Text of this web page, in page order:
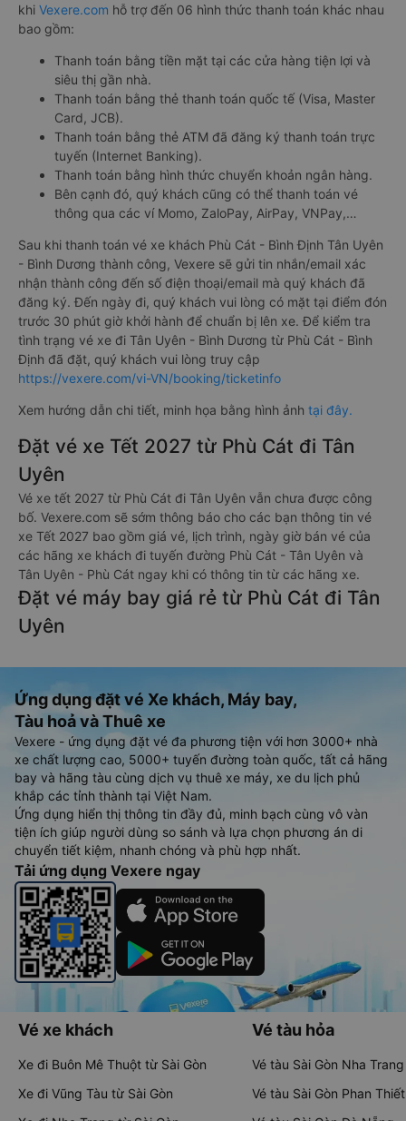
khi Vexere.com hỗ trợ đến 06 hình thức thanh toán khác nhau
bao gồm:
Thanh toán bằng tiền mặt tại các cửa hàng tiện lợi và
siêu thị gần nhà.
Thanh toán bằng thẻ thanh toán quốc tế (Visa, Master
Card, JCB).
Thanh toán bằng thẻ ATM đã đăng ký thanh toán trực
tuyến (Internet Banking).
Thanh toán bằng hình thức chuyển khoản ngân hàng.
Bên cạnh đó, quý khách cũng có thể thanh toán vé
thông qua các ví Momo, ZaloPay, AirPay, VNPay,…
Sau khi thanh toán vé xe khách Phù Cát - Bình Định Tân Uyên
- Bình Dương thành công, Vexere sẽ gửi tin nhắn/email xác
nhận thành công đến số điện thoại/email mà quý khách đã
đăng ký. Đến ngày đi, quý khách vui lòng có mặt tại điểm đón
trước 30 phút giờ khởi hành để chuẩn bị lên xe. Để kiểm tra
tình trạng vé xe đi Tân Uyên - Bình Dương từ Phù Cát - Bình
Định đã đặt, quý khách vui lòng truy cập
https://vexere.com/vi-VN/booking/ticketinfo
Xem hướng dẫn chi tiết, minh họa bằng hình ảnh tại đây.
Đặt vé xe Tết 2027 từ Phù Cát đi Tân
Uyên
Vé xe tết 2027 từ Phù Cát đi Tân Uyên vẫn chưa được công
bố. Vexere.com sẽ sớm thông báo cho các bạn thông tin vé
xe Tết 2027 bao gồm giá vé, lịch trình, ngày giờ bán vé của
các hãng xe khách đi tuyến đường Phù Cát - Tân Uyên và
Tân Uyên - Phù Cát ngay khi có thông tin từ các hãng xe.
Đặt vé máy bay giá rẻ từ Phù Cát đi Tân
Uyên
Ứng dụng đặt vé Xe khách, Máy bay,
Tàu hoả và Thuê xe
Vexere - ứng dụng đặt vé đa phương tiện với hơn 3000+ nhà
xe chất lượng cao, 5000+ tuyến đường toàn quốc, tất cả hãng
bay và hãng tàu cùng dịch vụ thuê xe máy, xe du lịch phủ
khắp các tỉnh thành tại Việt Nam.
Ứng dụng hiển thị thông tin đầy đủ, minh bạch cùng vô vàn
tiện ích giúp người dùng so sánh và lựa chọn phương án di
chuyển tiết kiệm, nhanh chóng và phù hợp nhất.
Tải ứng dụng Vexere ngay
Vé xe khách
Xe đi Buôn Mê Thuột từ Sài Gòn
Xe đi Vũng Tàu từ Sài Gòn
Vé tàu hỏa
Vé tàu Sài Gòn Nha Trang
Vé tàu Sài Gòn Phan Thiết